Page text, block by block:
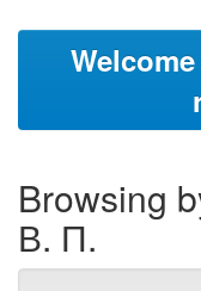
Browsing
В. П.